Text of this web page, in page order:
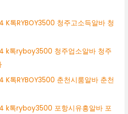
K톡RYBOY3500 청주고소득알바 청
k톡ryboy3500 청주업소알바 청주
K톡RYBOY3500 춘천시룸알바 춘천
k톡ryboy3500 포항시유흥알바 포